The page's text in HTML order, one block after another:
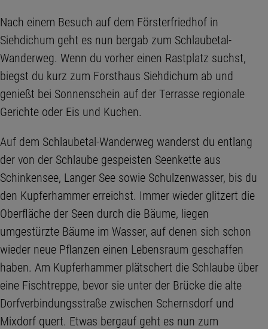
Nach einem Besuch auf dem Försterfriedhof in
Siehdichum geht es nun bergab zum Schlaubetal-
Wanderweg. Wenn du vorher einen Rastplatz suchst,
biegst du kurz zum Forsthaus Siehdichum ab und
genießt bei Sonnenschein auf der Terrasse regionale
Gerichte oder Eis und Kuchen.
Auf dem Schlaubetal-Wanderweg wanderst du entlang
der von der Schlaube gespeisten Seenkette aus
Schinkensee, Langer See sowie Schulzenwasser, bis du
den Kupferhammer erreichst. Immer wieder glitzert die
Oberfläche der Seen durch die Bäume, liegen
umgestürzte Bäume im Wasser, auf denen sich schon
wieder neue Pflanzen einen Lebensraum geschaffen
haben. Am Kupferhammer plätschert die Schlaube über
eine Fischtreppe, bevor sie unter der Brücke die alte
Dorfverbindungsstraße zwischen Schernsdorf und
Mixdorf quert. Etwas bergauf geht es nun zum